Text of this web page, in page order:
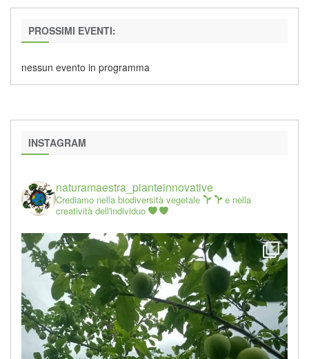
PROSSIMI EVENTI:
nessun evento in programma
INSTAGRAM
naturamaestra_pianteinnovative
Crediamo nella biodiversità vegetale
e nella
creatività dell'individuo